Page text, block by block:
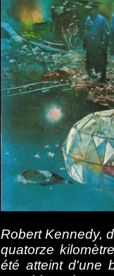
Robert Kennedy,
quatorze
été atteint d'une